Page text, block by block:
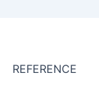
REFERENCE